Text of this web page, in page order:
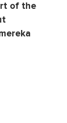
of the